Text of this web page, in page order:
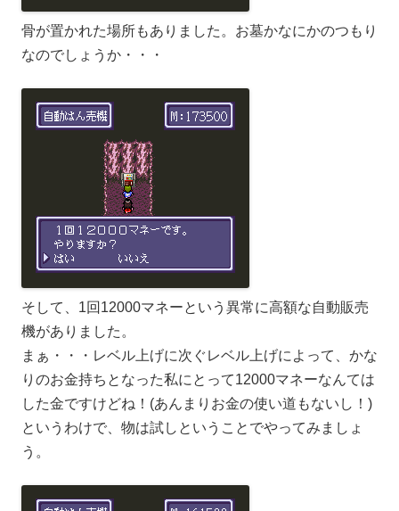
骨が置かれた場所もありました。お墓かなにかのつもり
なのでしょうか・・・
そして、1回12000マネーという異常に高額な自動販売
機がありました。
まぁ・・・レベル上げに次ぐレベル上げによって、かな
りのお金持ちとなった私にとって12000マネーなんては
した金ですけどね！(あんまりお金の使い道もないし！)
というわけで、物は試しということでやってみましょ
う。